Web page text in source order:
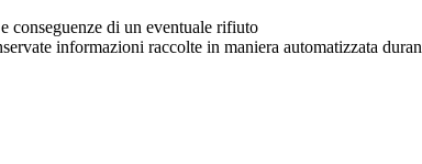
conseguenze di un eventuale rifiuto
informazioni raccolte in maniera automatizzata